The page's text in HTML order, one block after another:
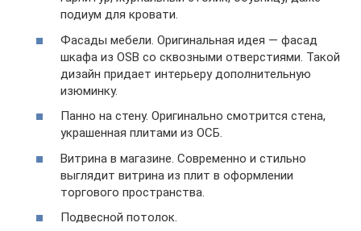
подиум для кровати.
Фасады мебели. Оригинальная идея — фасад
шкафа из OSB со сквозными отверстиями. Такой
дизайн придает интерьеру дополнительную
изюминку.
Панно на стену. Оригинально смотрится стена,
украшенная плитами из ОСБ.
Витрина в магазине. Современно и стильно
выглядит витрина из плит в оформлении
торгового пространства.
Подвесной потолок.